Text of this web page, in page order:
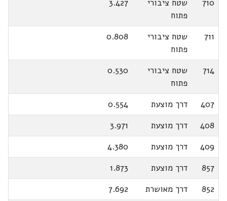
710
שטח ציבורי
פתוח
3.427
711
שטח ציבורי
פתוח
0.808
714
שטח ציבורי
פתוח
0.530
407 דרך מוצעת
0.554
408
דרך מוצעת
3.971
409
דרך מוצעת
4.380
857
דרך מוצעת
1.873
852
דרך מאושרת
7.692